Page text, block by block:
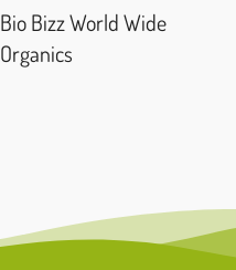
Bio Bizz World Wide
Organics